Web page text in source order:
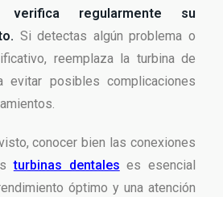
regularmente su
Si detectas algún problema o
reemplaza la turbina de
evitar posibles complicaciones
conocer bien las conexiones
turbinas dentales es esencial
óptimo y una atención